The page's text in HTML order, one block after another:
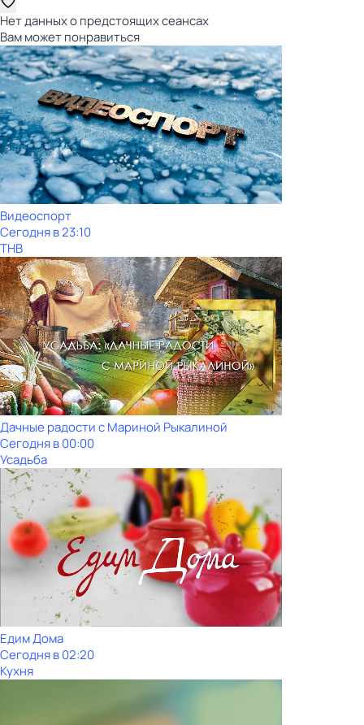
Нет данных о предстоящих сеансах
Вам может понравиться
Видеоспорт
Сегодня в 23:10
ТНВ
Дачные радости с Мариной Рыкалиной
Сегодня в 00:00
Усадьба
Едим Дома
Сегодня в 02:20
Кухня